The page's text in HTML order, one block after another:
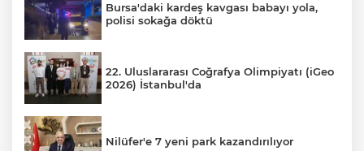
Bursa'daki kardeş kavgası babayı yola,
polisi sokağa döktü
22. Uluslararası Coğrafya Olimpiyatı (iGeo
2026) İstanbul'da
Nilüfer'e 7 yeni park kazandırılıyor